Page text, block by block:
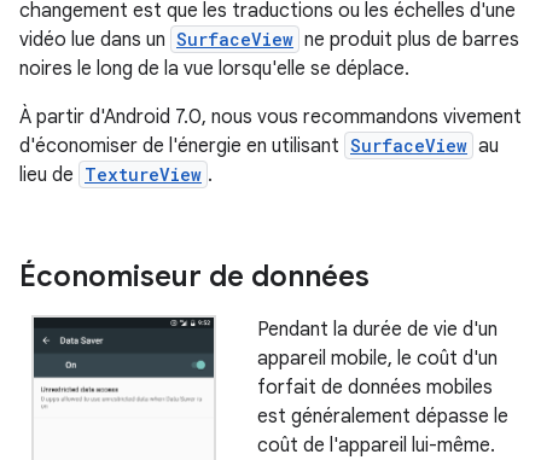
changement est que les traductions ou les échelles d'une
vidéo lue dans un SurfaceView ne produit plus de barres
noires le long de la vue lorsqu'elle se déplace.
À partir d'Android 7.0, nous vous recommandons vivement
d'économiser de l'énergie en utilisant SurfaceView au
lieu de TextureView .
Économiseur de données
Pendant la durée de vie d'un
appareil mobile, le coût d'un
forfait de données mobiles
est généralement dépasse le
coût de l'appareil lui-même.